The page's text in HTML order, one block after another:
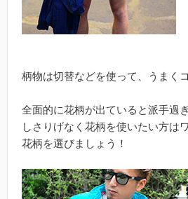
柄物は切替などを使って、うまく
全面的に花柄が出ていると派手過
しさりげなく花柄を使いたい方は
花柄を選びましょう！